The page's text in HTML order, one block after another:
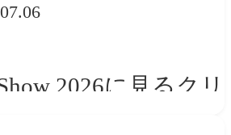
設計と「ノイズと
2026に見るクリ